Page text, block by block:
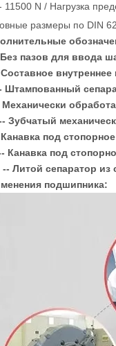
B (66107) Радиально-
шарикоподшипники
11500 N / Нагрузка
размеры по DIN
пазов для ввода
Составное
Штампованный
Механически
Зубчатый
Канавка под
Канавка под
-- Литой cепаратор из
подшипника: